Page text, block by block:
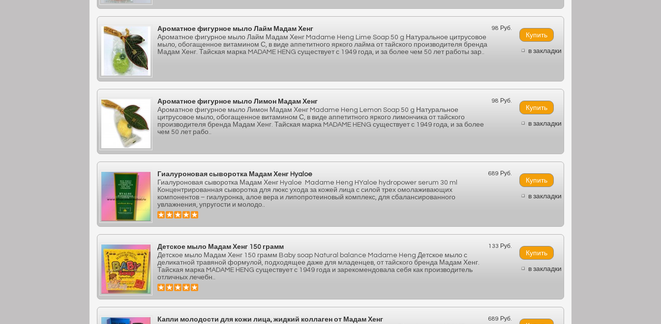
в закладки
98 Руб.
Ароматное фигурное мыло Лайм Мадам Хенг
Ароматное фигурное мыло Лайм Мадам Хенг Madame Heng Lime Soap 50 g Натуральное цитрусовое
мыло, обогащенное витамином С, в виде аппетитного яркого лайма от тайского производителя бренда
Мадам Хенг. Тайская марка MADAME HENG существует с 1949 года, и за более чем 50 лет работы зар..
в закладки
98 Руб.
Ароматное фигурное мыло Лимон Мадам Хенг
Ароматное фигурное мыло Лимон Мадам Хенг Madame Heng Lemon Soap 50 g Натуральное
цитрусовое мыло, обогащенное витамином С, в виде аппетитного яркого лимончика от тайского
производителя бренда Мадам Хенг. Тайская марка MADAME HENG существует с 1949 года, и за более
чем 50 лет рабо..
в закладки
689 Руб.
Гиалуроновая сыворотка Мадам Хенг Hyaloe
Гиалуроновая сыворотка Мадам Хенг Hyaloe Madame Heng HYaloe hydropower serum 30 ml
Концентрированная сыворотка для люкс ухода за кожей лица с силой трех омолаживающих
компонентов – гиалуронка, алое вера и липопротеиновый комплекс, для сбалансированного
увлажнения, упругости и молодо..
в закладки
133 Руб.
Детское мыло Мадам Хенг 150 грамм
Детское мыло Мадам Хенг 150 грамм Baby soap Natural balance Madame Heng Детское мыло с
деликатной травяной формулой, подходящее даже для младенцев, от тайского бренда Мадам Хенг.
Тайская марка MADAME HENG существует с 1949 года и зарекомендовала себя как производитель
отличных лечебн..
689 Руб.
Капли молодости для кожи лица, жидкий коллаген от Мадам Хенг